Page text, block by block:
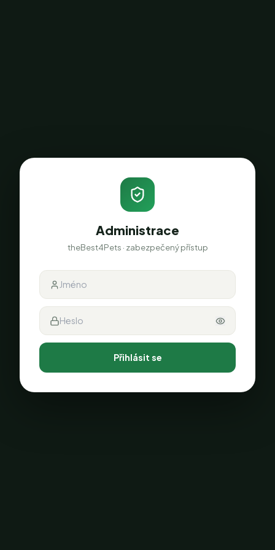
Administrace
theBest4Pets · zabezpečený přístup
Přihlásit se